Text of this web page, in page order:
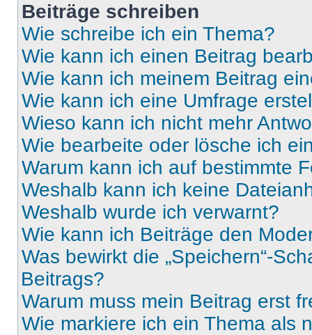
Beiträge schreiben
Wie schreibe ich ein Thema?
Wie kann ich einen Beitrag
Wie kann ich meinem Beitrag
Wie kann ich eine Umfrage
Wieso kann ich nicht mehr
Wie bearbeite oder lösche ich
Warum kann ich auf bestimmte
Weshalb kann ich keine
Weshalb wurde ich verwarnt?
Wie kann ich Beiträge den
Was bewirkt die „Speichern“-
Beitrags?
Warum muss mein Beitrag erst
Wie markiere ich ein Thema als